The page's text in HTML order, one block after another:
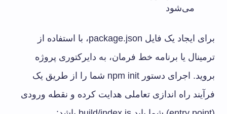
می‌شود
برای ایجاد یک فایل package.json، با استفاده از
ترمینال یا برنامه خط فرمان، به دایرکتوری پروژه
بروید. اجرای دستور npm init شما را از طریق یک
فرآیند راه اندازی تعاملی هدایت کرده و نقطه ورودی